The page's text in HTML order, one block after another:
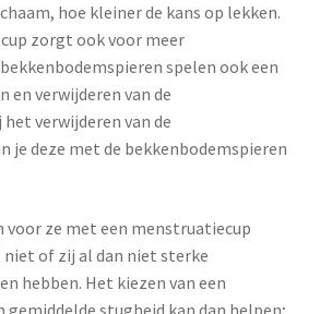
hoe kleiner de kans op lekken.
cup zorgt ook voor meer
spelen ook een
en verwijderen van de
verwijderen van de
je deze met de bekkenbodemspieren
voor ze met een menstruatiecup
of zij al dan niet sterke
hebben. Het kiezen van een